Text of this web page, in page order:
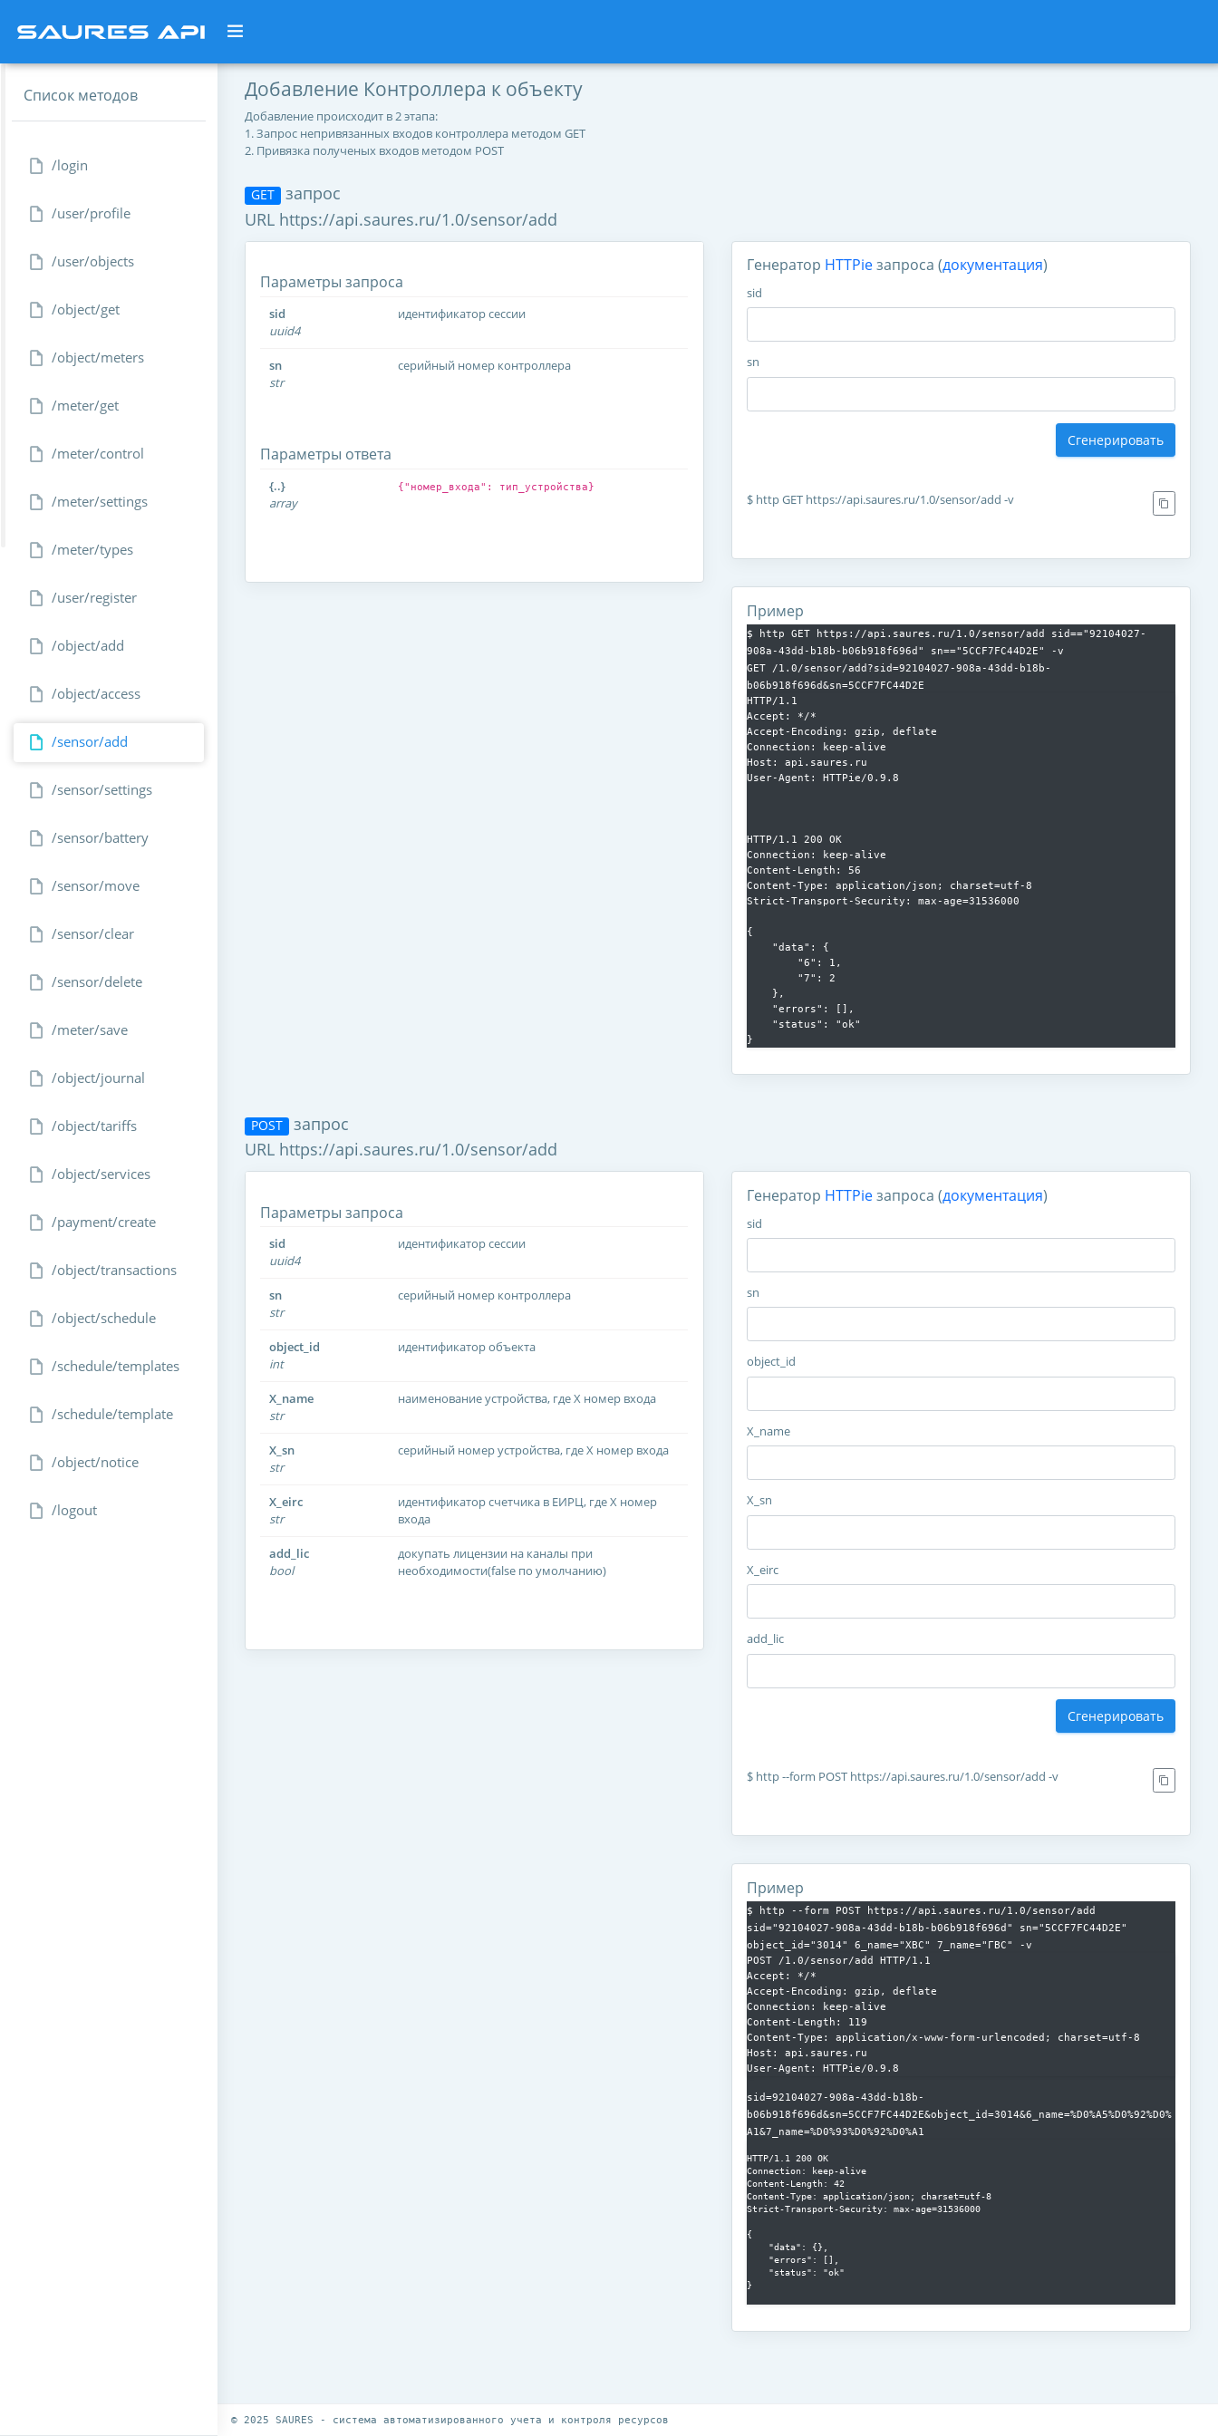
Список методов
/login
/user/profile
/user/objects
/object/get
/object/meters
/meter/get
/meter/control
/meter/settings
/meter/types
/user/register
/object/add
/object/access
/sensor/add
/sensor/settings
/sensor/battery
/sensor/move
/sensor/clear
/sensor/delete
/meter/save
/object/journal
/object/tariffs
/object/services
/payment/create
/object/transactions
/object/schedule
/schedule/templates
/schedule/template
/object/notice
/logout
Добавление Контроллера к объекту
Добавление происходит в 2 этапа:
1. Запрос непривязанных входов контроллера методом GET
2. Привязка полученых входов методом POST
GET запрос
URL https://api.saures.ru/1.0/sensor/add
Параметры запроса
sid
uuid4
идентификатор сессии
sn
str
серийный номер контроллера
Параметры ответа
{..}
array
{"номер_входа": тип_устройства}
Генератор HTTPieзапроса (документация)
sid
sn
Сгенерировать
$ http GET https://api.saures.ru/1.0/sensor/add -v
Пример
$ http GET https://api.saures.ru/1.0/sensor/add sid=="92104027-
908a-43dd-b18b-b06b918f696d" sn=="5CCF7FC44D2E" -v
GET /1.0/sensor/add?sid=92104027-908a-43dd-b18b-
b06b918f696d&sn=5CCF7FC44D2E
HTTP/1.1
Accept: */*
Accept-Encoding: gzip, deflate
Connection: keep-alive
Host: api.saures.ru
User-Agent: HTTPie/0.9.8
HTTP/1.1 200 OK
Connection: keep-alive
Content-Length: 56
Content-Type: application/json; charset=utf-8
Strict-Transport-Security: max-age=31536000
{
    "data": {
        "6": 1,
        "7": 2
    },
    "errors": [],
    "status": "ok"
POST запрос
URL https://api.saures.ru/1.0/sensor/add
Параметры запроса
sid
uuid4
идентификатор сессии
sn
str
серийный номер контроллера
object_id
int
идентификатор объекта
X_name
str
наименование устройства, где X номер входа
X_sn
str
серийный номер устройства, где X номер входа
X_eirc
str
идентификатор счетчика в ЕИРЦ, где X номер
входа
add_lic
bool
докупать лицензии на каналы при
необходимости(false по умолчанию)
Генератор HTTPieзапроса (документация)
sid
sn
object_id
X_name
X_sn
X_eirc
add_lic
Сгенерировать
$ http --form POST https://api.saures.ru/1.0/sensor/add -v
Пример
$ http --form POST https://api.saures.ru/1.0/sensor/add
sid="92104027-908a-43dd-b18b-b06b918f696d" sn="5CCF7FC44D2E"
object_id="3014" 6_name="ХВС" 7_name="ГВС" -v
POST /1.0/sensor/add HTTP/1.1
Accept: */*
Accept-Encoding: gzip, deflate
Connection: keep-alive
Content-Length: 119
Content-Type: application/x-www-form-urlencoded; charset=utf-8
Host: api.saures.ru
sid=92104027-908a-43dd-b18b-
b06b918f696d&sn=5CCF7FC44D2E&object_id=3014&6_name=%D0%A5%D0%92%D0%
A1&7_name=%D0%93%D0%92%D0%A1
HTTP/1.1 200 OK
Connection: keep-alive
Content-Length: 42
Content-Type: application/json; charset=utf-8
Strict-Transport-Security: max-age=31536000
{
    "data": {},
    "errors": [],
    "status": "ok"
}
© 2025 SAURES - система автоматизированного учета и контроля ресурсов